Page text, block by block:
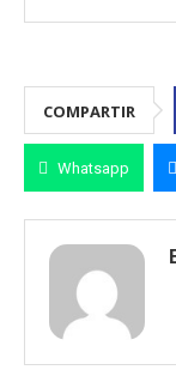
COMPARTIR
Whatsapp